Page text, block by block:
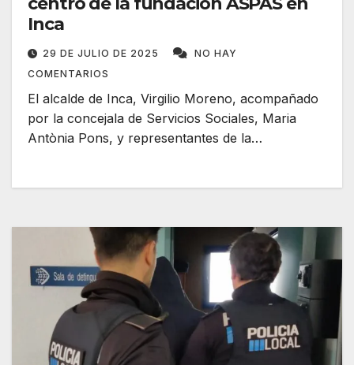
Inca
29 DE JULIO DE 2025
NO HAY
COMENTARIOS
El alcalde de Inca, Virgilio Moreno, acompañado
por la concejala de Servicios Sociales, Maria
Antònia Pons, y representantes de la…